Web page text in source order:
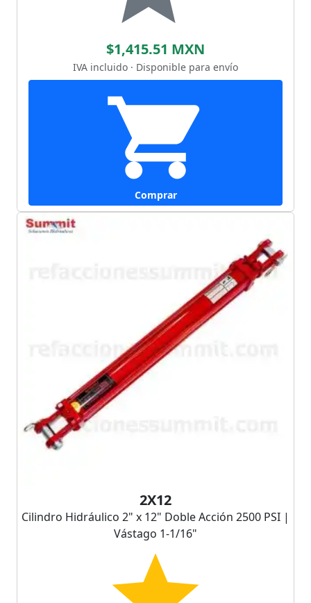
$1,415.51 MXN
IVA incluido · Disponible para envío
Comprar
2X12
Cilindro Hidráulico 2" x 12" Doble Acción 2500 PSI |
Vástago 1-1/16"